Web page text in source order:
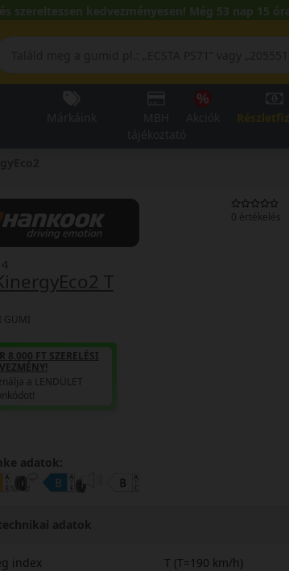
szereltessen kedvezményesen! Még 53 nap 15
0 értékelés
T
GUMI
8.000 FT SZERELÉSI
a LENDÜLET
adatok:
adatok
index
T (T=190 km/h)